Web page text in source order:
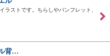
ラストです。ちらしやパンフレット、
背…